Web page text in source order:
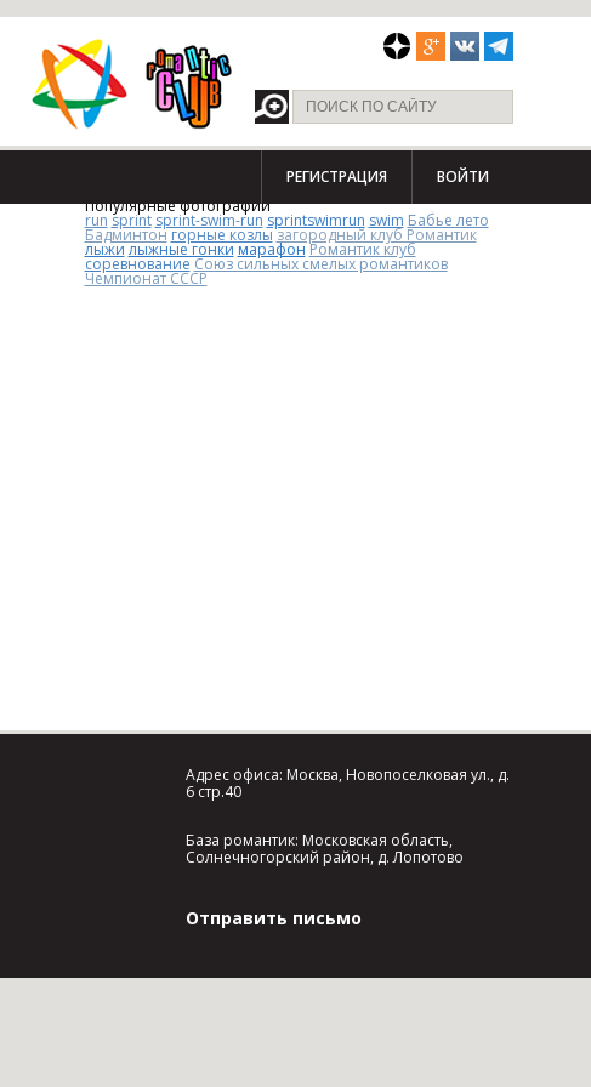
РЕГИСТРАЦИЯ ВОЙТИ
Популярные фотографии
run sprint sprint-swim-run sprintswimrun swim Бабье лето
Бадминтонгорные козлызагородный клуб Романтик
лыжилыжные гонкимарафон Романтик клуб
соревнованиеСоюз сильных смелых романтиков
Чемпионат СССР
Адрес офиса: Москва, Новопоселковая ул., д.
6 стр.40
База романтик: Московская область,
Солнечногорский район, д. Лопотово
Отправить письмо